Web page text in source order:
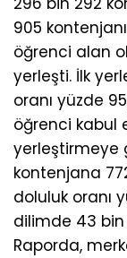
905
öğrenci alan
yerleşti. İlk
oranı yüzde
öğrenci kabul
yerleştirmeye
kontenjana
doluluk oranı
dilimde 43
Raporda,